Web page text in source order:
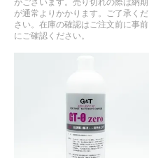
がございます。売り切れの際は納期
が通常よりかかります。ご了承くだ
さい。在庫の確認はご注文前に事前
にご確認ください。